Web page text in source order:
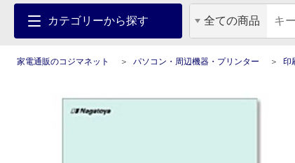
カテゴリーから探す 全ての商品
家電通販のコジマネット パソコン・周辺機器・プリンター 印